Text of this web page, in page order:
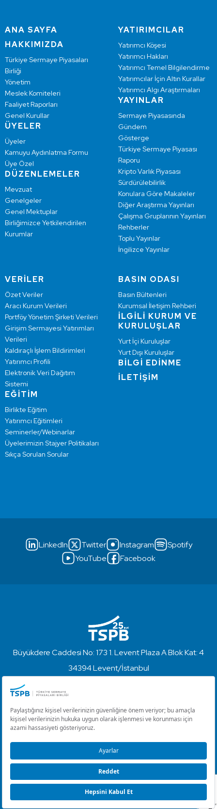
ANA SAYFA
HAKKIMIZDA
Türkiye Sermaye Piyasaları
Birliği
Yönetim
Meslek Komiteleri
Faaliyet Raporları
Genel Kurullar
ÜYELER
Üyeler
Kamuyu Aydınlatma Formu
Üye Özel
DÜZENLEMELER
Mevzuat
Genelgeler
Genel Mektuplar
Birliğimizce Yetkilendirilen
Kurumlar
YATIRIMCILAR
Yatırımcı Köşesi
Yatırımcı Hakları
Yatırımcı Temel Bilgilendirme
Yatırımcılar İçin Altın Kurallar
Yatırımcı Algı Araştırmaları
YAYINLAR
Sermaye Piyasasında
Gündem
Gösterge
Türkiye Sermaye Piyasası
Raporu
Kripto Varlık Piyasası
Sürdürülebilirlik
Konulara Göre Makaleler
Diğer Araştırma Yayınları
Çalışma Gruplarının Yayınları
Rehberler
Toplu Yayınlar
İngilizce Yayınlar
VERİLER
Özet Veriler
Aracı Kurum Verileri
Portföy Yönetim Şirketi Verileri
Girişim Sermayesi Yatırımları
Verileri
Kaldıraçlı İşlem Bildirimleri
Yatırımcı Profili
Elektronik Veri Dağıtım
Sistemi
EĞİTİM
Birlikte Eğitim
Yatırımcı Eğitimleri
Seminerler/Webinarlar
Üyelerimizin Stajyer Politikaları
Sıkça Sorulan Sorular
BASIN ODASI
Basın Bültenleri
Kurumsal İletişim Rehberi
İLGİLİ KURUM VE
KURULUŞLAR
Yurt İçi Kuruluşlar
Yurt Dışı Kuruluşlar
BİLGİ EDİNME
İLETİŞİM
LinkedIn Twitter Instagram
Spotify
YouTube
Facebook
Büyükdere Caddesi No: 173 1. Levent Plaza A Blok Kat: 4
34394 Levent/İstanbul
Türkiye Sermaye Piyasaları Birliği ⋅ Copyright © 2023
Kullanım Koşulları ve Gizlilik
Çerez Ayarlarını Düzenle